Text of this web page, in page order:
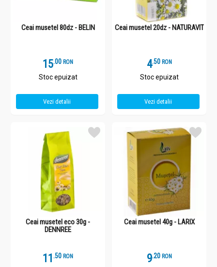
Ceai musetel 80dz - BELIN
15.0 RON
Stoc epuizat
Vezi detalii
Ceai musetel 20dz - NATURAVIT
4.5 RON
Stoc epuizat
Vezi detalii
Ceai musetel eco 30g -
DENNREE
11 .5 RON
Ceai musetel 40g - LARIX
9.2 RON